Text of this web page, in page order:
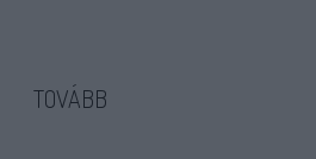
TOVÁBB